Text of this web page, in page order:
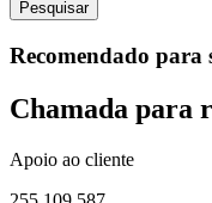
Pesquisar
Recomendado para
Chamada para
Apoio ao cliente